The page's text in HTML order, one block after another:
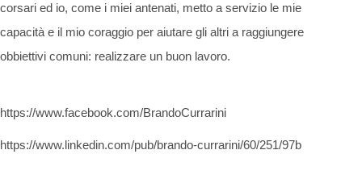
corsari ed io, come i miei antenati, metto a servizio le mie
capacità e il mio coraggio per aiutare gli altri a raggiungere
obbiettivi comuni: realizzare un buon lavoro.
https://www.facebook.com/BrandoCurrarini
https://www.linkedin.com/pub/brando-currarini/60/251/97b